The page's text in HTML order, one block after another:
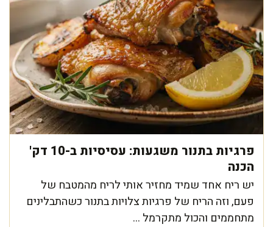
פרגיות בתנור משגעות: עסיסיות ב-10 דק'
הכנה
יש ריח אחד שמיד מחזיר אותי לריח מהמטבח של
פעם, וזה הריח של פרגיות צלויות בתנור כשהתבלינים
מתחממים והכול מתקרמל ...